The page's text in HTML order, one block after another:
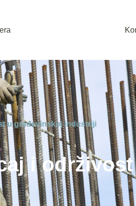
u građevinskoj industriji
i